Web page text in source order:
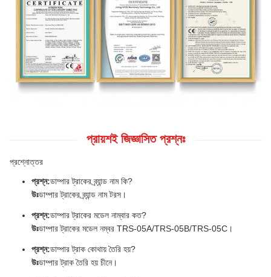
প্রায়শই জিজ্ঞাসিত প্রশ্নঃ
প্রশ্নোত্তর
প্রশ্ন:ডাম্পার ট্রাকের ব্র্যান্ড নাম কি?
উঃডাম্পার ট্রাকের ব্র্যান্ড নাম টরস।
প্রশ্ন:ডাম্পার ট্রাকের মডেল নাম্বার কত?
উঃডাম্পার ট্রাকের মডেল নম্বর TRS-05A/TRS-05B/TRS-05C।
প্রশ্ন:ডাম্পার ট্রাক কোথায় তৈরি হয়?
উঃডাম্পার ট্রাক তৈরি হয় চীনে।